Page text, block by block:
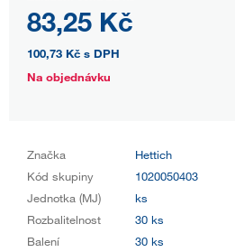
83,25 Kč
100,73 Kč s DPH
Na objednávku
Značka
Hettich
Kód skupiny
1020050403
Jednotka (MJ)
ks
Rozbalitelnost
30 ks
Balení
30 ks